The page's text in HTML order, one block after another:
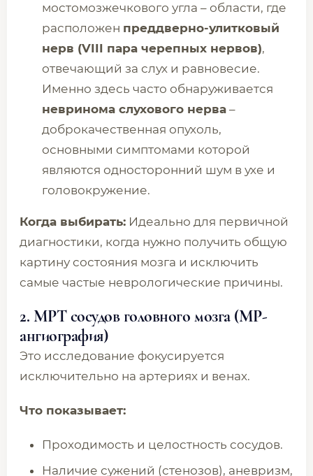
мостомозжечкового угла – области, где
расположен преддверно-улитковый
нерв (VIII пара черепных нервов),
отвечающий за слух и равновесие.
Именно здесь часто обнаруживается
невринома слухового нерва –
доброкачественная опухоль,
основными симптомами которой
являются односторонний шум в ухе и
головокружение.
Когда выбирать: Идеально для первичной
диагностики, когда нужно получить общую
картину состояния мозга и исключить
самые частые неврологические причины.
2. МРТ сосудов головного мозга (МР-
ангиография)
Это исследование фокусируется
исключительно на артериях и венах.
Что показывает:
Проходимость и целостность сосудов.
Наличие сужений (стенозов), аневризм,